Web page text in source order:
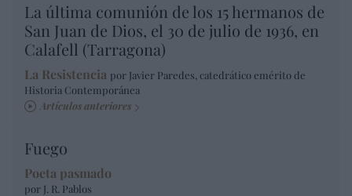
La última comunión de los 15 hermanos de
San Juan de Dios, el 30 de julio de 1936, en
Calafell (Tarragona)
La Resistencia por Javier Paredes, catedrático emérito de
Historia Contemporánea
Artículos anteriores
Fuego
Poeta pasmado
por J. R. Pablos